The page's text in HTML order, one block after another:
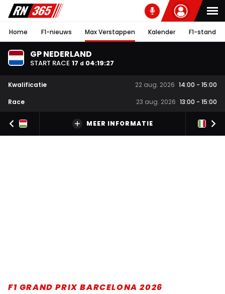
Home F1-nieuws Max Verstappen Kalender F1-stand
GP NEDERLAND
START RACE 17 d 04:19:26
Kwalificatie 22 aug. 2026 14:00 - 15:00
Race
23 aug. 2026 13:00 - 15:00
MEER INFORMATIE
F1 GRAND PRIX BARCELONA 2026